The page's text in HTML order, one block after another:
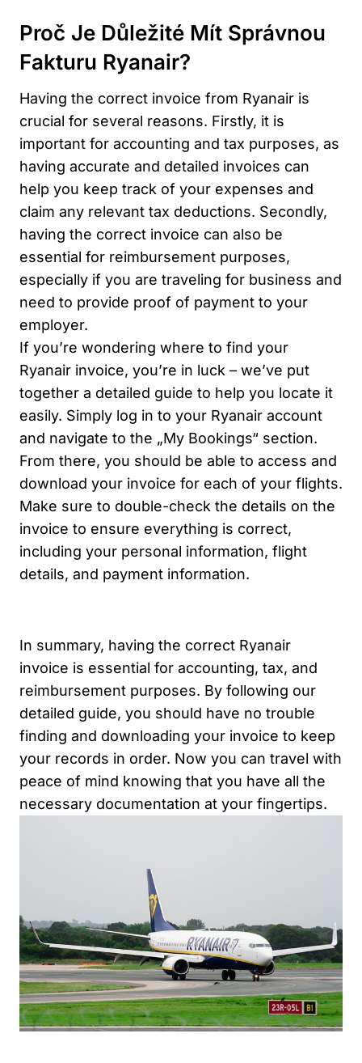
Proč Je Důležité Mít Správnou
Fakturu Ryanair?
Having the correct invoice from Ryanair is
crucial for several reasons. Firstly, it is
important for accounting and tax purposes, as
having accurate and detailed invoices can
help you keep track of your expenses and
claim any relevant tax deductions. Secondly,
having the correct invoice can also be
essential for reimbursement purposes,
especially if you are traveling for business and
need to provide proof of payment to your
employer.
If you’re wondering where to find your
Ryanair invoice, you’re in luck – we’ve put
together a detailed guide to help you locate it
easily. Simply log in to your Ryanair account
and navigate to the „My Bookings“ section.
From there, you should be able to access and
download your invoice for each of your flights.
Make sure to double-check the details on the
invoice to ensure everything is correct,
including your personal information, flight
details, and payment information.
In summary, having the correct Ryanair
invoice is essential for accounting, tax, and
reimbursement purposes. By following our
detailed guide, you should have no trouble
finding and downloading your invoice to keep
your records in order. Now you can travel with
peace of mind knowing that you have all the
necessary documentation at your fingertips.